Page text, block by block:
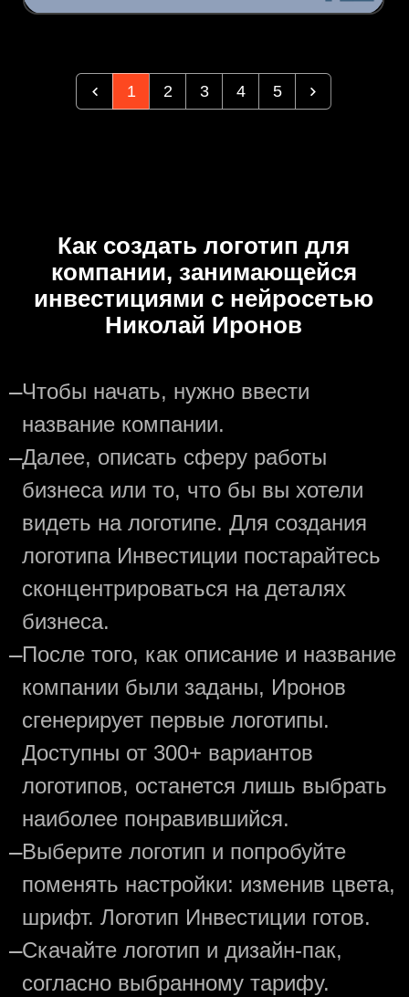
1 2 3 4 5
Как создать логотип для
компании, занимающейся
инвестициями с нейросетью
Николай Иронов
—Чтобы начать, нужно ввести
название компании.
—Далее, описать сферу работы
бизнеса или то, что бы вы хотели
видеть на логотипе. Для создания
логотипа Инвестиции постарайтесь
сконцентрироваться на деталях
бизнеса.
—После того, как описание и название
компании были заданы, Иронов
сгенерирует первые логотипы.
Доступны от 300+ вариантов
логотипов, останется лишь выбрать
наиболее понравившийся.
—Выберите логотип и попробуйте
поменять настройки: изменив цвета,
шрифт. Логотип Инвестиции готов.
—Скачайте логотип и дизайн-пак,
согласно выбранному тарифу.